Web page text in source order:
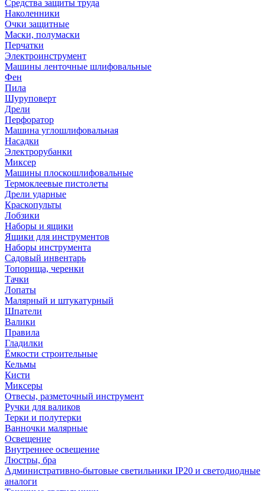
Средства защиты труда
Наколенники
Очки защитные
Маски, полумаски
Перчатки
Электроинструмент
Машины ленточные шлифовальные
Фен
Пила
Шуруповерт
Дрели
Перфоратор
Машина углошлифовальная
Насадки
Электрорубанки
Миксер
Машины плоскошлифовальные
Термоклеевые пистолеты
Дрели ударные
Краскопульты
Лобзики
Наборы и ящики
Ящики для инструментов
Наборы инструмента
Садовый инвентарь
Топорища, черенки
Тачки
Лопаты
Малярный и штукатурный
Шпатели
Валики
Правила
Гладилки
Ёмкости строительные
Кельмы
Кисти
Миксеры
Отвесы, разметочный инструмент
Ручки для валиков
Терки и полутерки
Ванночки малярные
Освещение
Внутреннее освещение
Люстры, бра
Административно-бытовые светильники IP20 и светодиодные
аналоги